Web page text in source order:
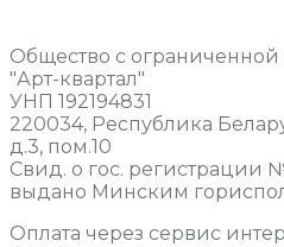
Общество с ограниченной
"Арт-квартал"
УНП 192194831
220034, Республика
д.3, пом.10
Свид. о гос. регистрации
выдано Минским
Оплата через сервис